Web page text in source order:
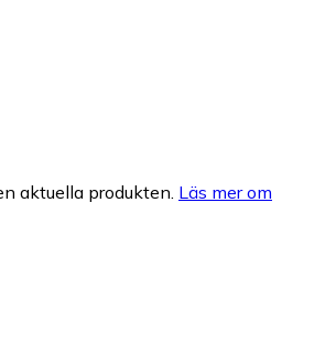
aktuella produkten. Läs mer om